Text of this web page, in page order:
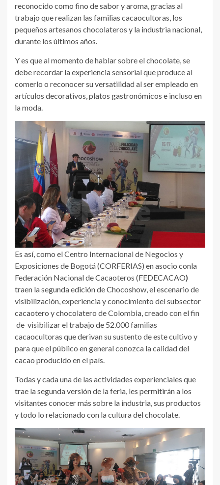
reconocido como fino de sabor y aroma, gracias al
trabajo que realizan las familias cacaocultoras, los
pequeños artesanos chocolateros y la industria nacional,
durante los últimos años.
Y es que al momento de hablar sobre el chocolate, se
debe recordar la experiencia sensorial que produce al
comerlo o reconocer su versatilidad al ser empleado en
artículos decorativos, platos gastronómicos e incluso en
la moda.
Es así, como el Centro Internacional de Negocios y
Exposiciones de Bogotá (CORFERIAS) en asocio conla
Federación Nacional de Cacaoteros (FEDECACAO)
traen la segunda edición de Chocoshow, el escenario de
visibilización, experiencia y conocimiento del subsector
cacaotero y chocolatero de Colombia, creado con el fin
de visibilizar el trabajo de 52.000 familias
cacaocultoras que derivan su sustento de este cultivo y
para que el público en general conozca la calidad del
cacao producido en el país.
Todas y cada una de las actividades experienciales que
trae la segunda versión de la feria, les permitirán a los
visitantes conocer más sobre la industria, sus productos
y todo lo relacionado con la cultura del chocolate.